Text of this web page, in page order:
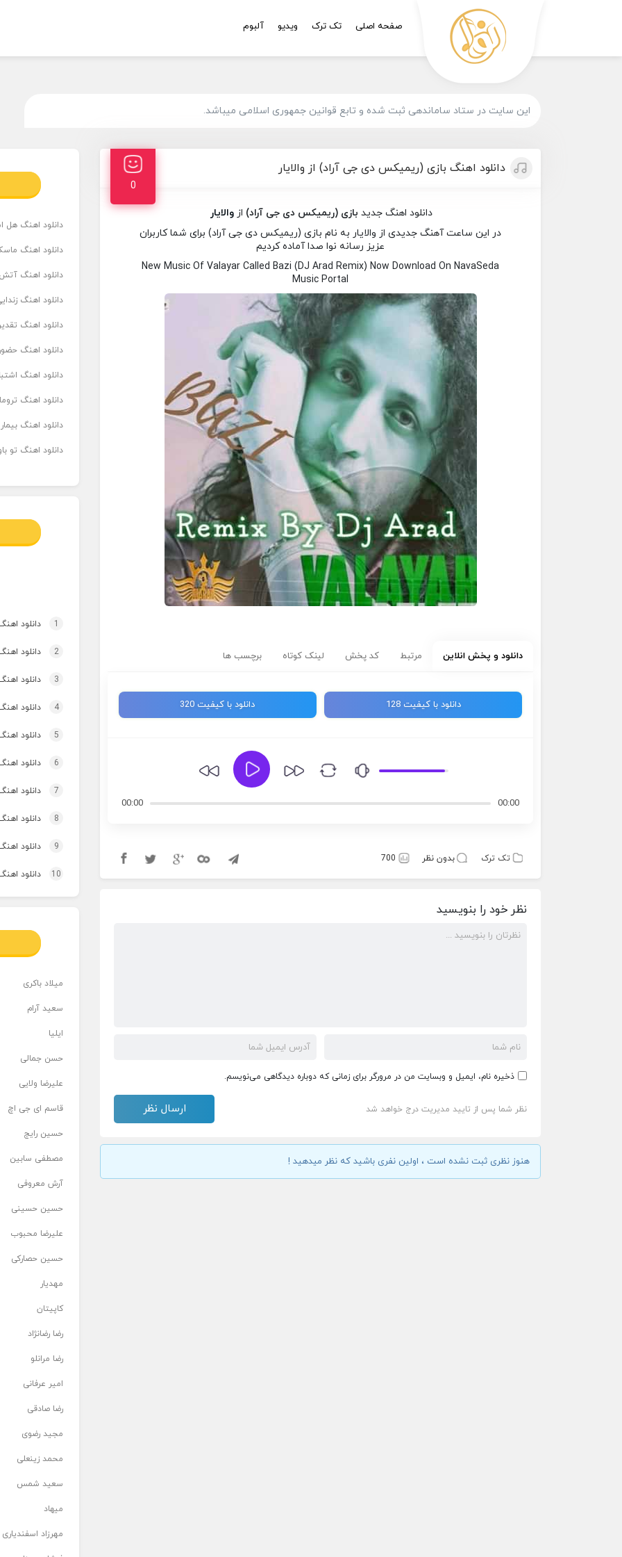
صفحه اصلی تک ترک ویدیو آلبوم
این سایت در ستاد ساماندهی ثبت شده و تابع قوانین جمهوری اسلامی میباشد.
دانلود اهنگ بازی (ریمیکس دی جی آراد) از والایار
0
دانلود اهنگ جدید بازی (ریمیکس دی جی آراد) ازوالایار
در این ساعت آهنگ جدیدی از والایار به نام بازی (ریمیکس دی جی آراد) برای شما کاربران
عزیز رسانه نوا صدا آماده کردیم
New Music Of Valayar Called Bazi (DJ Arad Remix) Now Download On NavaSeda
Music Portal
دانلود و پخش انلاین مرتبط کد پخش لینک کوتاه برچسب ها
دانلود با کیفیت 128 دانلود با کیفیت 320
00:00
00:00
تک ترک بدون نظر 700
نظر خود را بنویسید
ذخیره نام، ایمیل و وبسایت من در مرورگر برای زمانی که دوباره دیدگاهی می‌نویسم.
نظر شما پس از تایید مدیریت درج خواهد شد
هنوز نظری ثبت نشده است ، اولین نفری باشید که نظر میدهید !
دانلود اهنگ هل
دانلود اهنگ
دانلود اهنگ
دانلود اهنگ
دانلود اهنگ
دانلود اهنگ
دانلود اهنگ
دانلود اهنگ
دانلود اهنگ
دانلود اهنگ تو
1 دانلود
2 دانلود
3 دانلود اهنگ برنو
4 دانلود
5 دانلود
6 دانلود
7 دانلود
8 دانلود
9 دانلود
10 دانلود
میلاد باکری
سعید آرام
ایلیا
حسن جمالی
علیرضا ولایی
قاسم ای جی اچ
حسین رایج
مصطفی سابین
آرش معروفی
حسین حسینی
علیرضا محبوب
حسین حصارکی
مهدیار
کاپیتان
رضا رضانژاد
رضا مرانلو
امیر عرفانی
رضا صادقی
مجید رضوی
محمد زینعلی
سعید شمس
میهاد
مهرزاد اسفندیاری